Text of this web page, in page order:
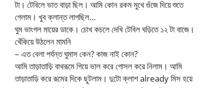
টা। টেবিলে ভাত বাড়া ছিল। আমি কোন রকম মুখে গুঁজে দিয়ে শুতে
গেলাম। খুব ক্লান্ত লাগছিল…
ঘুম ভাংগল মায়ের ডাকে। চোখ কচলে দেখি টেবিল ঘড়িতে ১২ টা বাজে।
খেঁকিয়ে উঠলেন মামনি
– এত বেলা পর্যন্ত ঘুমাস কেন? কাজ নাই কোন?
আমি তাড়াতাড়ি বাথরূমে গিয়ে ভাল করে গোসল করে নিলাম। আমি
তাড়াতাড়ি করে রূমের দিকে ছুটলাম। দুটো ক্লাশ already মিস হয়ে